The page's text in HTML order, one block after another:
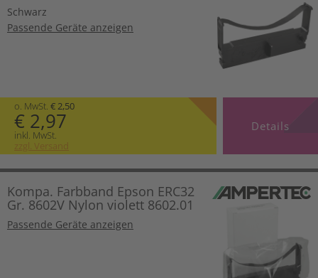
Schwarz
Passende Geräte anzeigen
o. MwSt. € 2,50
€ 2,97
inkl. MwSt.
zzgl. Versand
Details
Kompa. Farbband Epson ERC32
Gr. 8602V Nylon violett 8602.01
Passende Geräte anzeigen